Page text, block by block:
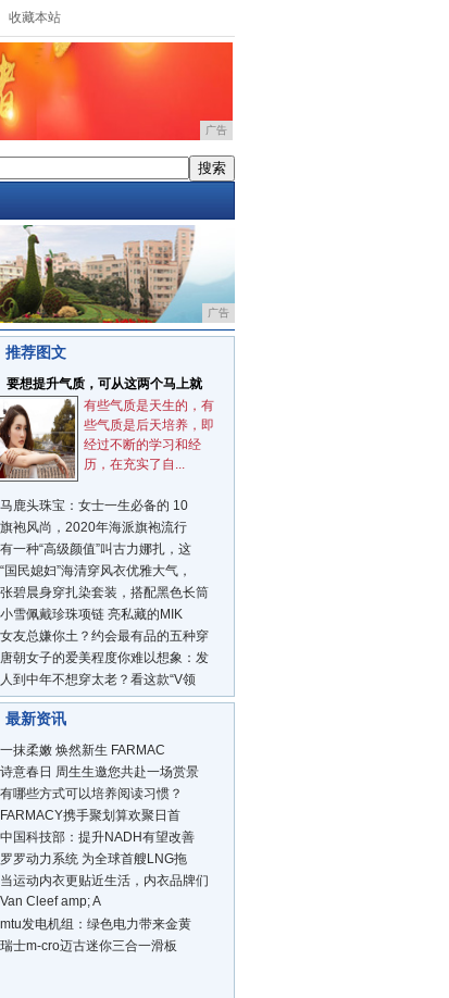
收藏本站
广告
赴一场赏景寻芳之约·有哪些方式可以培养阅读习惯？
广告
推荐图文
要想提升气质，可从这两个马上就
有些气质是天生的，有
些气质是后天培养，即
经过不断的学习和经
历，在充实了自...
马鹿头珠宝：女士一生必备的 10
旗袍风尚，2020年海派旗袍流行
有一种“高级颜值”叫古力娜扎，这
“国民媳妇”海清穿风衣优雅大气，
张碧晨身穿扎染套装，搭配黑色长筒
小雪佩戴珍珠项链 亮私藏的MIK
女友总嫌你土？约会最有品的五种穿
唐朝女子的爱美程度你难以想象：发
人到中年不想穿太老？看这款“V领
最新资讯
一抹柔嫩 焕然新生 FARMAC
诗意春日 周生生邀您共赴一场赏景
有哪些方式可以培养阅读习惯？
FARMACY携手聚划算欢聚日首
中国科技部：提升NADH有望改善
罗罗动力系统 为全球首艘LNG拖
当运动内衣更贴近生活，内衣品牌们
Van Cleef amp; A
mtu发电机组：绿色电力带来金黄
瑞士m-cro迈古迷你三合一滑板